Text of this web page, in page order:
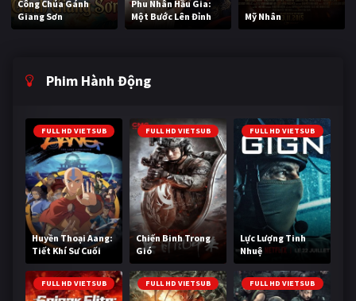
Công Chúa Gánh
Giang Sơn
Phu Nhân Hầu Gia:
Một Bước Lên Đỉnh
Mỹ Nhân
Phim Hành Động
FULL HD VIETSUB
Huyền Thoại Aang:
Tiết Khí Sư Cuối
Cùng
FULL HD VIETSUB
Chiến Binh Trong
Gió
FULL HD VIETSUB
Lực Lượng Tinh
Nhuệ
FULL HD VIETSUB FULL HD VIETSUB FULL HD VIETSUB